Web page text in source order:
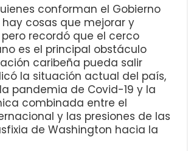
conforman el Gobierno
cosas que mejorar y
recordó que el cerco
es el principal obstáculo
caribeña pueda salir
la situación actual del país,
pandemia de Covid-19 y la
combinada entre el
y las presiones de las
de Washington hacia la